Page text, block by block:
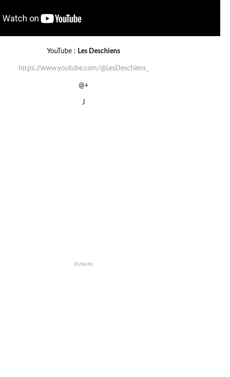
YouTube : Les Deschiens
https://www.youtube.com/@LesDeschiens_
@+
J
Publicité